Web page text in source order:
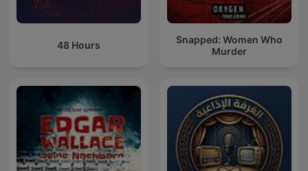
48 Hours
Snapped: Women Who
Murder